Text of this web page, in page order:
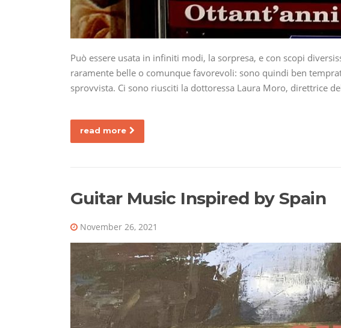
Può essere usata in infiniti modi, la sorpresa, e con scopi
raramente belle o comunque favorevoli: sono quindi ben
sprovvista. Ci sono riusciti la dottoressa Laura Moro, direttrice
read more
Guitar Music Inspired by Spain
November 26, 2021